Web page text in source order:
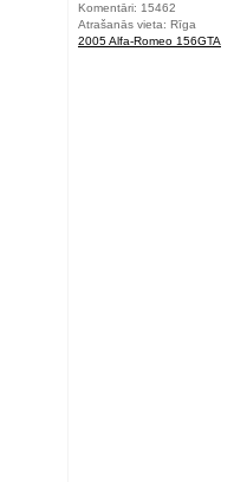
Komentāri: 15462
Atrašanās vieta: Rīga
2005 Alfa-Romeo 156GTA